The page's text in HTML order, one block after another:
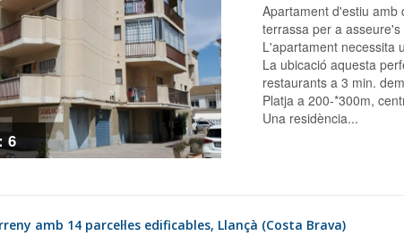
6
Apartament d'estiu amb dos dormitoris, ampli saló/menjador , cuina , 2 banys, un amb dutxa un altre amb banyera,
terrassa per a
L'apartament necessita
La ubicació aquesta
restaurants a 3 min.
Platja a 200-*300m,
Una residència...
amb 14 parcel·les edificables, Llançà (Costa Brava)